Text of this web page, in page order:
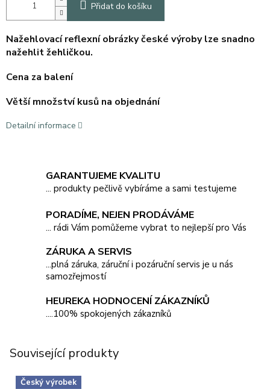
Přidat do košíku
Nažehlovací reflexní obrázky české výroby lze snadno
nažehlit žehličkou.
Cena za balení
Větší množství kusů na objednání
Detailní informace
GARANTUJEME KVALITU
... produkty pečlivě vybíráme a sami testujeme
PORADÍME, NEJEN PRODÁVÁME
... rádi Vám pomůžeme vybrat to nejlepší pro Vás
ZÁRUKA A SERVIS
...plná záruka, záruční i pozáruční servis je u nás
samozřejmostí
HEUREKA HODNOCENÍ ZÁKAZNÍKŮ
....100% spokojených zákazníků
Související produkty
Český výrobek